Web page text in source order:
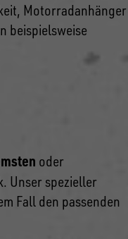
Motorradanhänger
beispielsweise
oder
Unser spezieller
Fall den passenden